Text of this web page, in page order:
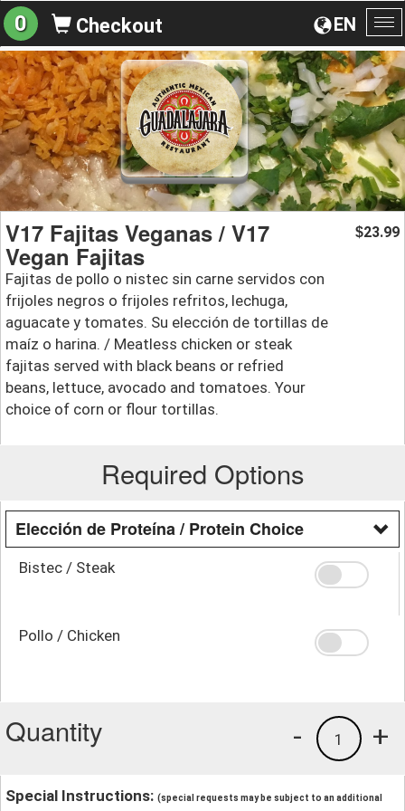
EN
0 Checkout
V17 Fajitas Veganas / V17
Vegan Fajitas
Fajitas de pollo o nistec sin carne servidos con
frijoles negros o frijoles refritos, lechuga,
aguacate y tomates. Su elección de tortillas de
maíz o harina. / Meatless chicken or steak
fajitas served with black beans or refried
beans, lettuce, avocado and tomatoes. Your
choice of corn or flour tortillas.
$23.99
Required Options
Elección de Proteína / Protein Choice
Bistec / Steak
Pollo / Chicken
Quantity +
1
-
Special Instructions: (special requests may be subject to an additional